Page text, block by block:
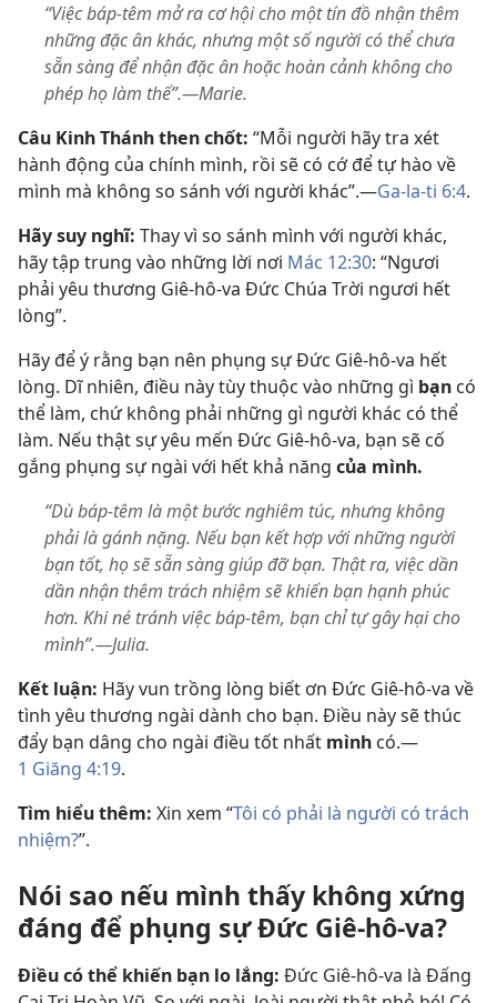
“Việc báp-têm mở ra cơ hội cho một tín đồ nhận thêm
những đặc ân khác, nhưng một số người có thể chưa
sẵn sàng để nhận đặc ân hoặc hoàn cảnh không cho
phép họ làm thế”.—Marie.
Câu Kinh Thánh then chốt: “Mỗi người hãy tra xét
hành động của chính mình, rồi sẽ có cớ để tự hào về
mình mà không so sánh với người khác”.​—Ga-la-ti 6:4.
Hãy suy nghĩ: Thay vì so sánh mình với người khác,
hãy tập trung vào những lời nơi Mác 12:30: “Ngươi
phải yêu thương Giê-hô-va Đức Chúa Trời ngươi hết
lòng”.
Hãy để ý rằng bạn nên phụng sự Đức Giê-hô-va hết
lòng. Dĩ nhiên, điều này tùy thuộc vào những gì bạn có
thể làm, chứ không phải những gì người khác có thể
làm. Nếu thật sự yêu mến Đức Giê-hô-va, bạn sẽ cố
gắng phụng sự ngài với hết khả năng của mình.
“Dù báp-têm là một bước nghiêm túc, nhưng không
phải là gánh nặng. Nếu bạn kết hợp với những người
bạn tốt, họ sẽ sẵn sàng giúp đỡ bạn. Thật ra, việc dần
dần nhận thêm trách nhiệm sẽ khiến bạn hạnh phúc
hơn. Khi né tránh việc báp-têm, bạn chỉ tự gây hại cho
mình”.—Julia.
Kết luận: Hãy vun trồng lòng biết ơn Đức Giê-hô-va về
tình yêu thương ngài dành cho bạn. Điều này sẽ thúc
đẩy bạn dâng cho ngài điều tốt nhất mình có.​—
1 Giăng 4:19.
Tìm hiểu thêm: Xin xem “Tôi có phải là người có trách
nhiệm?”.
Nói sao nếu mình thấy không xứng
đáng để phụng sự Đức Giê-hô-va?
Điều có thể khiến bạn lo lắng: Đức Giê-hô-va là Đấng